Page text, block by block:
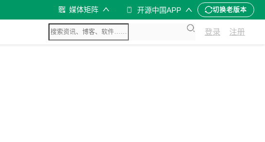
媒体矩阵 开源中国APP 切换老版本
登录 注册